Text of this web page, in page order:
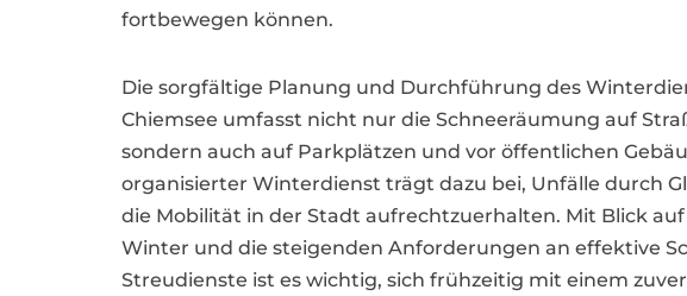
fortbewegen können.
Die sorgfältige Planung und Durchführung des
Chiemsee umfasst nicht nur die Schneeräumung auf
sondern auch auf Parkplätzen und vor öffentlichen
organisierter Winterdienst trägt dazu bei, Unfälle durch
die Mobilität in der Stadt aufrechtzuerhalten. Mit Blick
Winter und die steigenden Anforderungen an effektive
Streudienste ist es wichtig, sich frühzeitig mit einem